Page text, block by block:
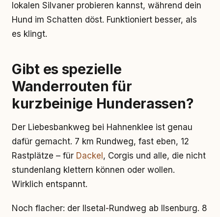
lokalen Silvaner probieren kannst, während dein
Hund im Schatten döst. Funktioniert besser, als
es klingt.
Gibt es spezielle
Wanderrouten für
kurzbeinige Hunderassen?
Der Liebesbankweg bei Hahnenklee ist genau
dafür gemacht. 7 km Rundweg, fast eben, 12
Rastplätze – für Dackel , Corgis und alle, die nicht
stundenlang klettern können oder wollen.
Wirklich entspannt.
Noch flacher: der Ilsetal-Rundweg ab Ilsenburg. 8